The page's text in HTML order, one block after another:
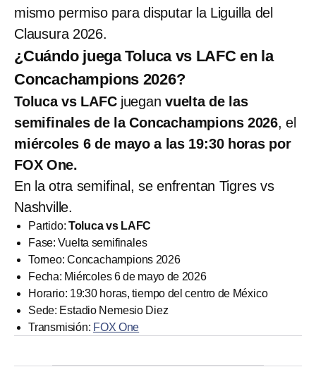
mismo permiso para disputar la Liguilla del
Clausura 2026.
¿Cuándo juega Toluca vs LAFC en la
Concachampions 2026?
Toluca vs LAFC jueganvuelta de las
semifinales de la Concachampions 2026, el
miércoles 6 de mayo a las 19:30 horas por
FOX One.
En la otra semifinal, se enfrentan Tigres vs
Nashville.
Partido: Toluca vs LAFC
Fase: Vuelta semifinales
Torneo: Concachampions 2026
Fecha: Miércoles 6 de mayo de 2026
Horario: 19:30 horas, tiempo del centro de México
Sede: Estadio Nemesio Diez
Transmisión: FOX One